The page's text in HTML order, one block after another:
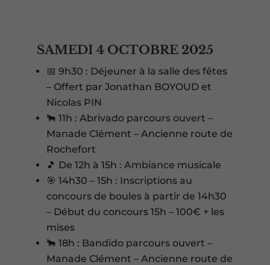
SAMEDI 4 OCTOBRE 2025
📅 9h30 : Déjeuner à la salle des fêtes
– Offert par Jonathan BOYOUD et
Nicolas PIN
🐂 11h : Abrivado parcours ouvert –
Manade Clément – Ancienne route de
Rochefort
🎵 De 12h à 15h : Ambiance musicale
🎯 14h30 – 15h : Inscriptions au
concours de boules à partir de 14h30
– Début du concours 15h – 100€ + les
mises
🐂 18h : Bandido parcours ouvert –
Manade Clément – Ancienne route de